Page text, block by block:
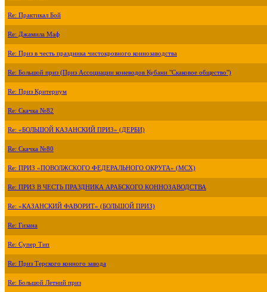
Re: Практикал Бой
Re: Джамила Маф
Re: Приз в честь праздника чистокровного коннозаводства
Re: Большой приз (Приз Ассоциации коневодов Кубани "Скаковое общество")
Re: Приз Критериум
Re: Скачка №82
Re: «БОЛЬШОЙ КАЗАНСКИЙ ПРИЗ» (ДЕРБИ)
Re: Скачка №80
Re: ПРИЗ «ПОВОЛЖСКОГО ФЕДЕРАЛЬНОГО ОКРУГА» (МСХ)
Re: ПРИЗ В ЧЕСТЬ ПРАЗДНИКА АРАБСКОГО КОННОЗАВОДСТВА
Re: «КАЗАНСКИЙ ФАВОРИТ» (БОЛЬШОЙ ПРИЗ)
Re: Гизана
Re: Супер Тип
Re: Приз Терского конного завода
Re: Большой Летний приз